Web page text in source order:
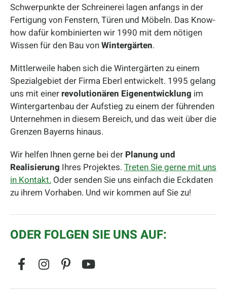
Schwerpunkte der Schreinerei lagen anfangs in der
Fertigung von Fenstern, Türen und Möbeln. Das Know-
how dafür kombinierten wir 1990 mit dem nötigen
Wissen für den Bau vonWintergärten.
Mittlerweile haben sich die Wintergärten zu einem
Spezialgebiet der Firma Eberl entwickelt. 1995 gelang
uns mit einer revolutionären Eigenentwicklung im
Wintergartenbau der Aufstieg zu einem der führenden
Unternehmen in diesem Bereich, und das weit über die
Grenzen Bayerns hinaus.
Wir helfen Ihnen gerne bei der Planung und
Realisierung Ihres Projektes. Treten Sie gerne mit uns
in Kontakt. Oder senden Sie uns einfach die Eckdaten
zu ihrem Vorhaben. Und wir kommen auf Sie zu!
ODER FOLGEN SIE UNS AUF: